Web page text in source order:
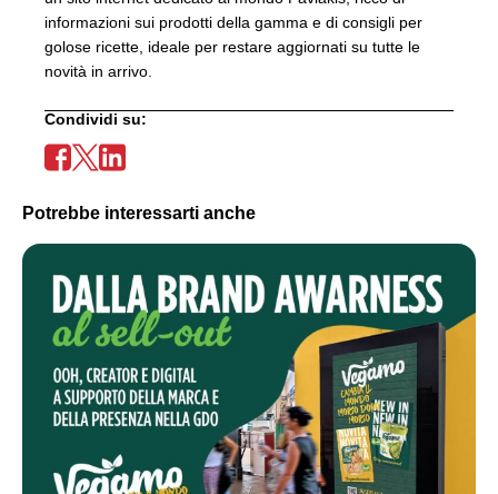
informazioni sui prodotti della gamma e di consigli per
golose ricette, ideale per restare aggiornati su tutte le
novità in arrivo.
Condividi su:
Potrebbe interessarti anche